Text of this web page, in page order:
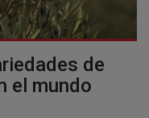
de
el mundo